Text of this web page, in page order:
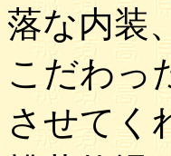
落な内装
こだわっ
させてく